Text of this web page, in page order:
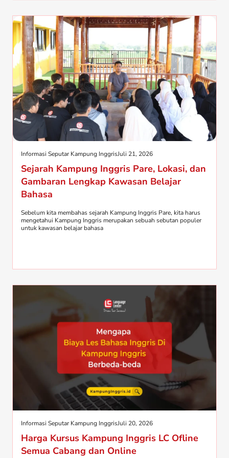
Informasi Seputar Kampung InggrisJuli 21, 2026
Sejarah Kampung Inggris Pare, Lokasi, dan
Gambaran Lengkap Kawasan Belajar
Bahasa
Sebelum kita membahas sejarah Kampung Inggris Pare, kita harus
mengetahui Kampung Inggris merupakan sebuah sebutan populer
untuk kawasan belajar bahasa
Informasi Seputar Kampung InggrisJuli 20, 2026
Harga Kursus Kampung Inggris LC Ofline
Semua Cabang dan Online